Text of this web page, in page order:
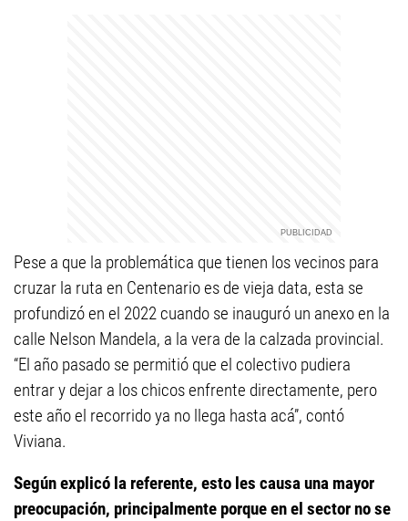
Pese a que la problemática que tienen los vecinos para
cruzar la ruta en Centenario es de vieja data, esta se
profundizó en el 2022 cuando se inauguró un anexo en la
calle Nelson Mandela, a la vera de la calzada provincial.
“El año pasado se permitió que el colectivo pudiera
entrar y dejar a los chicos enfrente directamente, pero
este año el recorrido ya no llega hasta acá”, contó
Viviana.
Según explicó la referente, esto les causa una mayor
preocupación, principalmente porque en el sector no se